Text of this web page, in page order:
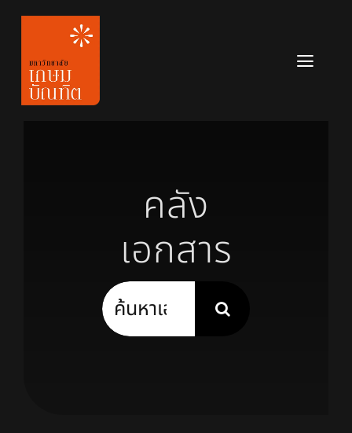
Skip
content
หลักสูตร
เกี่ยวกับมหาวิทยาลัยคลัง
เอกสาร
Search
for: